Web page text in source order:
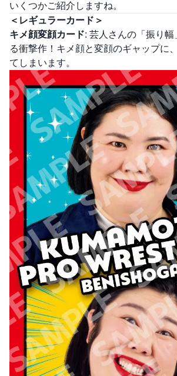
いくつかご紹介しますね。
＜レギュラーカード＞
キメ顔変顔カード: 芸人さんの「振り
る衝撃作！キメ顔と変顔のギャップに
てしまいます。